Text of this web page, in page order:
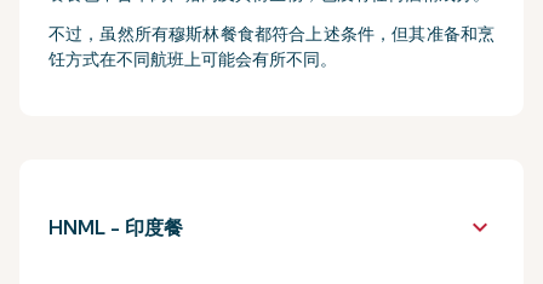
不过，虽然所有穆斯林餐食都符合上述条件，但其准备和烹
饪方式在不同航班上可能会有所不同。
HNML - 印度餐 keyboard_arrow_down